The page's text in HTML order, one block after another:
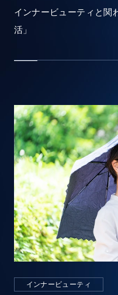
インナービューティと関
活」
インナービューティ